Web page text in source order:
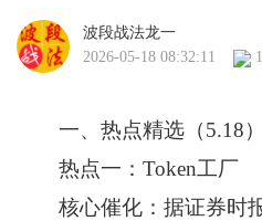
波段战法龙一
2026-05-18 08:32:11
一、热点精选（5.18）
热点一：Token工厂
核心催化：据证券时